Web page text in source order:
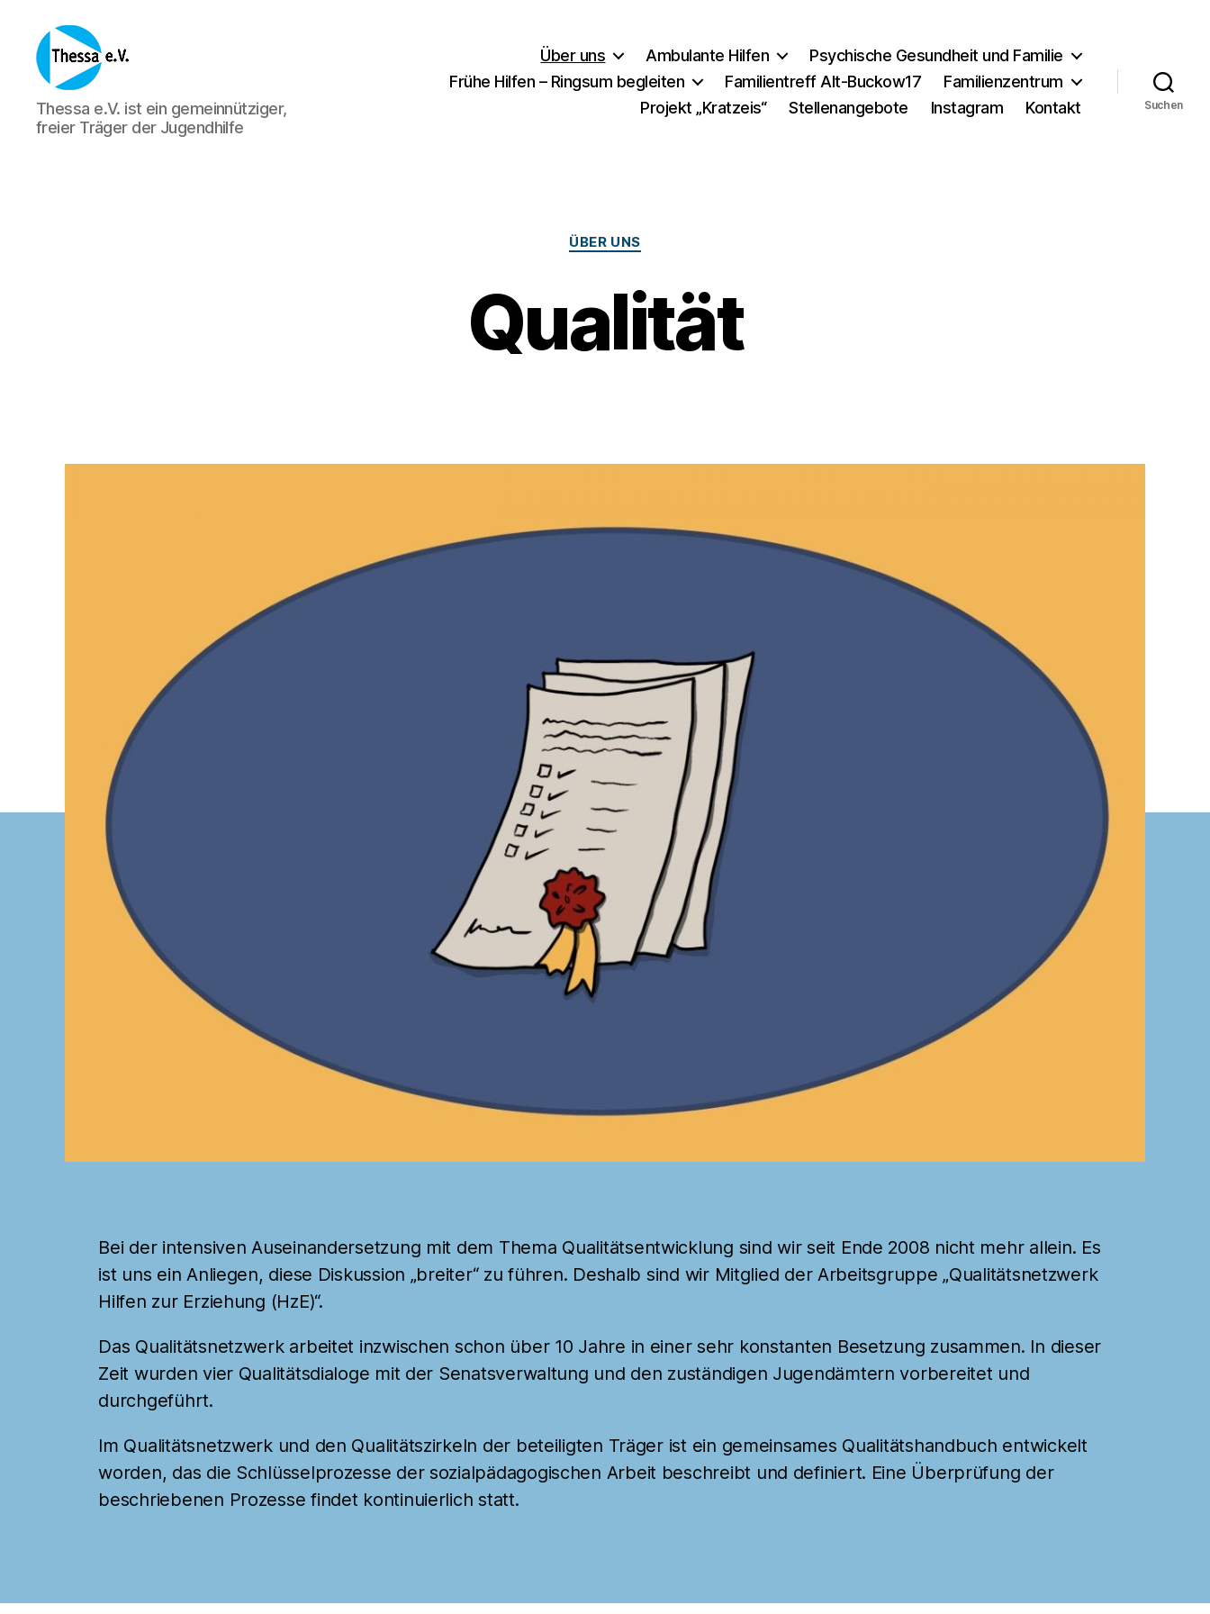
Thessa
e.
V.
Thessa e.V. ist ein gemeinnütziger,
freier Träger der Jugendhilfe
Über uns Ambulante Hilfen
Psychische Gesundheit und Familie
Frühe Hilfen – Ringsum begleiten
Familientreff Alt-Buckow17
Familienzentrum
Projekt „Kratzeis“
Stellenangebote Instagram Kontakt Suchen
Kategorien
ÜBER UNS
Qualität
Bei der intensiven Auseinandersetzung mit dem Thema Qualitätsentwicklung sind wir seit Ende 2008 nicht mehr allein. Es
ist uns ein Anliegen, diese Diskussion „breiter“ zu führen. Deshalb sind wir Mitglied der Arbeitsgruppe „Qualitätsnetzwerk
Hilfen zur Erziehung (HzE)“.
Das Qualitätsnetzwerk arbeitet inzwischen schon über 10 Jahre in einer sehr konstanten Besetzung zusammen. In dieser
Zeit wurden vier Qualitätsdialoge mit der Senatsverwaltung und den zuständigen Jugendämtern vorbereitet und
durchgeführt.
Im Qualitätsnetzwerk und den Qualitätszirkeln der beteiligten Träger ist ein gemeinsames Qualitätshandbuch entwickelt
worden, das die Schlüsselprozesse der sozialpädagogischen Arbeit beschreibt und definiert. Eine Überprüfung der
beschriebenen Prozesse findet kontinuierlich statt.